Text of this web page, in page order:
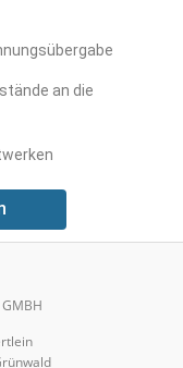
an die
GMBH